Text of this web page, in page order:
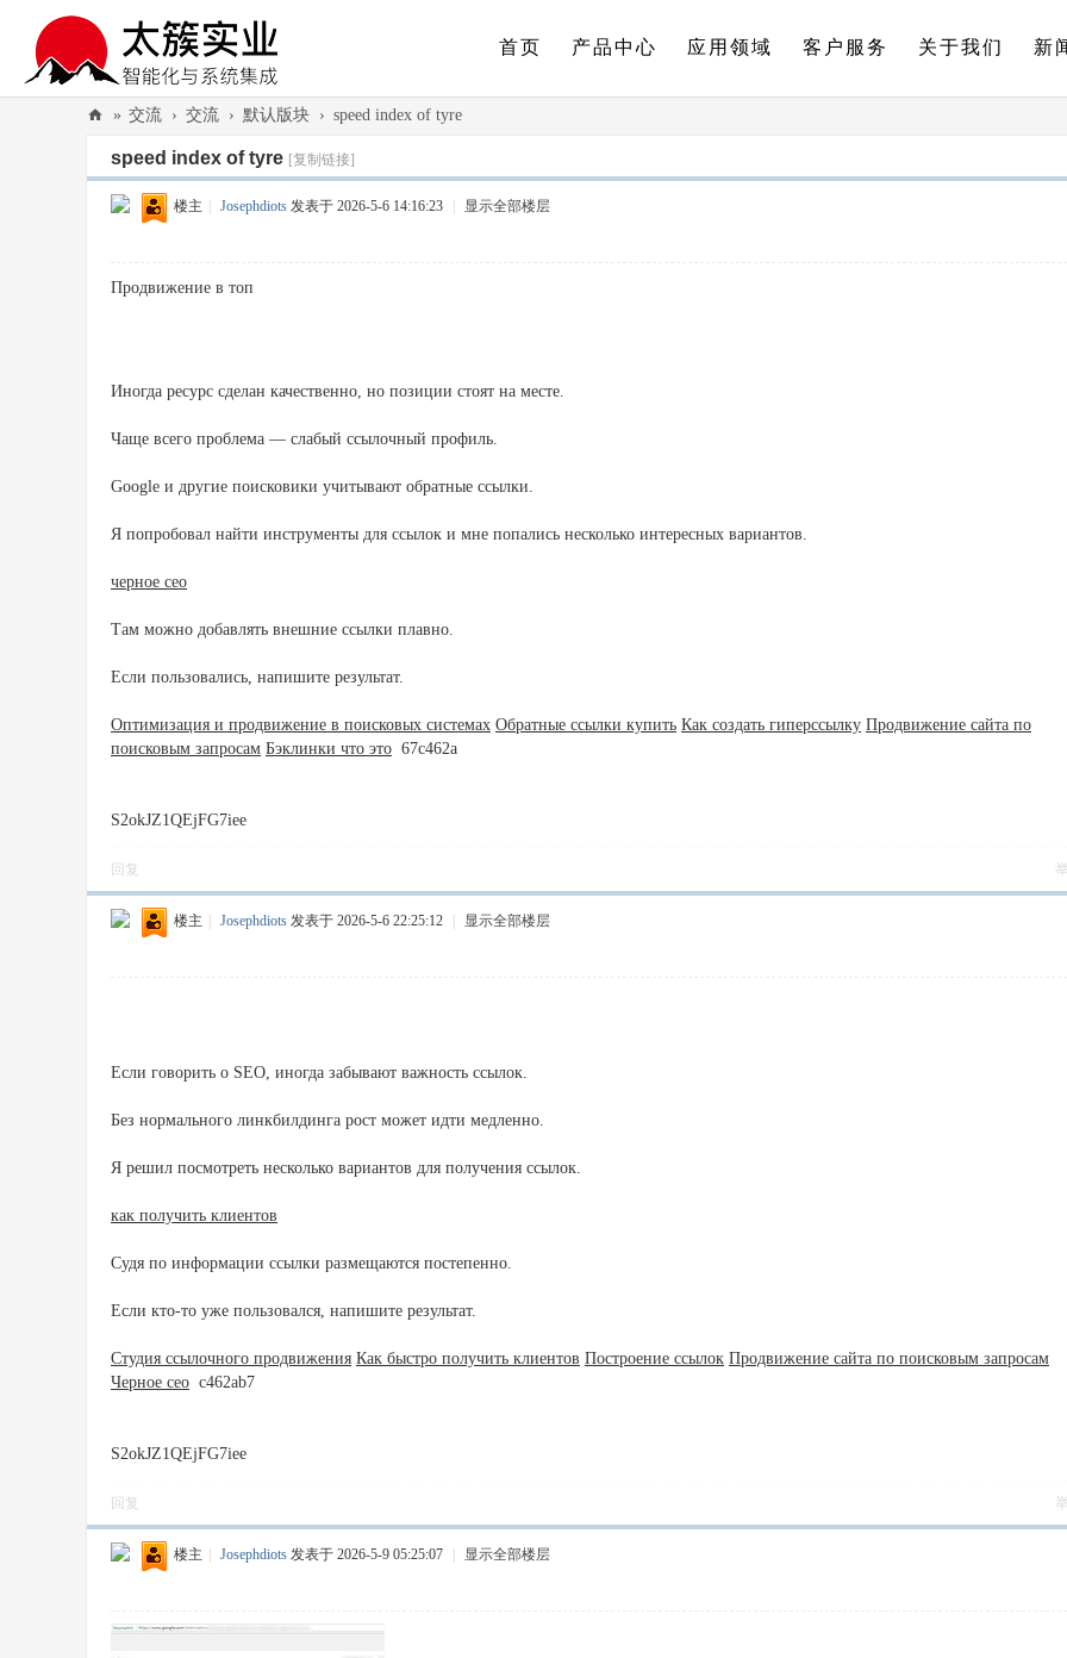
首页 产品中心 应用领域 客户服务 关于我们 新
簇
» 交流 › 交流 › 默认版块 › speed index of tyre
speed index of tyre [复制链接]
楼主 Josephdiots 发表于 2026-5-6 14:16:23 显示全部楼层
Продвижение в топ
Иногда ресурс сделан качественно, но позиции стоят на месте.
Чаще всего проблема — слабый ссылочный профиль.
Google и другие поисковики учитывают обратные ссылки.
Я попробовал найти инструменты для ссылок и мне попались несколько интересных вариантов.
черное сео
Там можно добавлять внешние ссылки плавно.
Если пользовались, напишите результат.
Оптимизация и продвижение в поисковых системах Обратные ссылки купить Как создать гиперссылку Продвижение сайта по
поисковым запросам Бэклинки что это 67c462a
S2okJZ1QEjFG7iee
回复
楼主 Josephdiots 发表于 2026-5-6 22:25:12 显示全部楼层
Если говорить о SEO, иногда забывают важность ссылок.
Без нормального линкбилдинга рост может идти медленно.
Я решил посмотреть несколько вариантов для получения ссылок.
как получить клиентов
Судя по информации ссылки размещаются постепенно.
Если кто-то уже пользовался, напишите результат.
Студия ссылочного продвижения Как быстро получить клиентов Построение ссылок Продвижение сайта по поисковым запросам
Черное сео c462ab7
S2okJZ1QEjFG7iee
回复
楼主 Josephdiots 发表于 2026-5-9 05:25:07 显示全部楼层